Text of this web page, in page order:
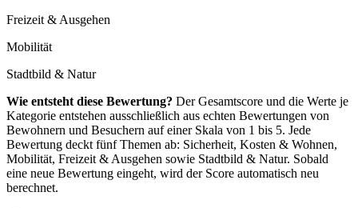
Freizeit & Ausgehen
Mobilität
Stadtbild & Natur
Wie entsteht diese Bewertung? Der Gesamtscore und die Werte je
Kategorie entstehen ausschließlich aus echten Bewertungen von
Bewohnern und Besuchern auf einer Skala von 1 bis 5. Jede
Bewertung deckt fünf Themen ab: Sicherheit, Kosten & Wohnen,
Mobilität, Freizeit & Ausgehen sowie Stadtbild & Natur. Sobald
eine neue Bewertung eingeht, wird der Score automatisch neu
berechnet.